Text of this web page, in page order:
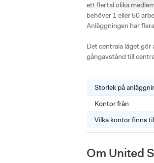
ett flertal olika
behöver 1 eller 50
Anläggningen har
Det centrala läget
gångavstånd till
Storlek på
Kontor från
Vilka kontor finns
Om United